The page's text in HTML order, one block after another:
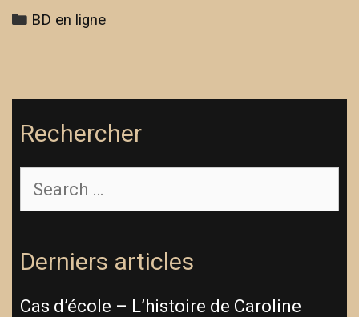
Categories
BD en ligne
Rechercher
for:
Derniers articles
Cas d’école – L’histoire de Caroline